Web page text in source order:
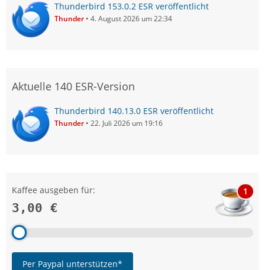
Thunderbird 153.0.2 ESR veröffentlicht
Thunder 4. August 2026 um 22:34
Aktuelle 140 ESR-Version
Thunderbird 140.13.0 ESR veröffentlicht
Thunder 22. Juli 2026 um 19:16
Kaffee ausgeben für:
3,00 €
1
Per Paypal unterstützen*